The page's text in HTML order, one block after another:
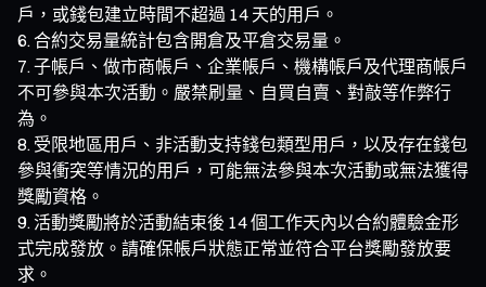
戶，或錢包建立時間不超過 14 天的用戶。
合約交易量統計包含開倉及平倉交易量。
子帳戶、做市商帳戶、企業帳戶、機構帳戶及代理商帳戶
不可參與本次活動。嚴禁刷量、自買自賣、對敲等作弊行
為。
受限地區用戶、非活動支持錢包類型用戶，以及存在錢包
參與衝突等情況的用戶，可能無法參與本次活動或無法獲得
獎勵資格。
活動獎勵將於活動結束後 14 個工作天內以合約體驗金形
式完成發放。請確保帳戶狀態正常並符合平台獎勵發放要
求。